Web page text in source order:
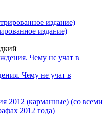
издание)
Чему не учат в